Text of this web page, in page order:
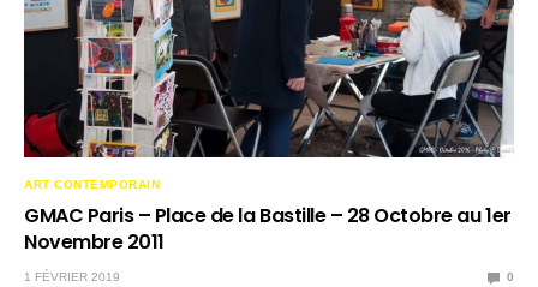
ART CONTEMPORAIN
GMAC Paris – Place de la Bastille – 28 Octobre au 1er
Novembre 2011
1 FÉVRIER 2019 0